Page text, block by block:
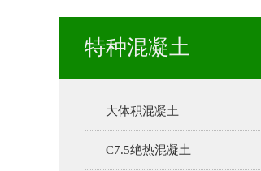
特种混凝土
大体积混凝土
C7.5绝热混凝土